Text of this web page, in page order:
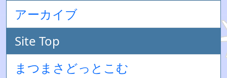
アーカイブ
Site Top
まつまさどっとこむ